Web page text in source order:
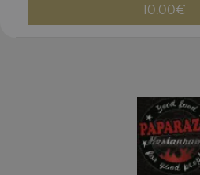
10.00€